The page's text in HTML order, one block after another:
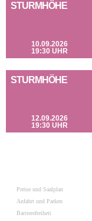
STURMHÖHE
10.09.2026
19:30 UHR
STURMHÖHE
12.09.2026
19:30 UHR
Preise und Saalplan
Anfahrt und Parken
Barrierefreiheit